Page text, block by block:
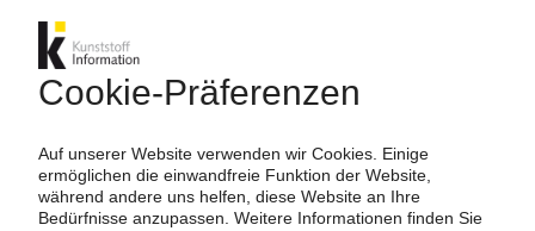
KI – Kunststoff Information dokumentiert und
analysiert die für die Polymermärkte
entscheidenden Entwicklungen rund um die
Themenseite „Nahost-Konflikt“.
Zur Themenseite...